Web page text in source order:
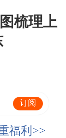
梳理上
订阅
福利>>